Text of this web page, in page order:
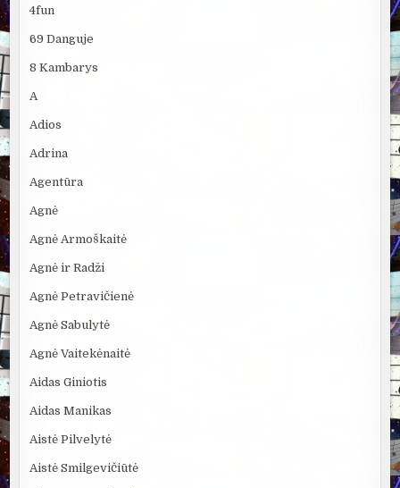
4fun
69 Danguje
8 Kambarys
A
Adios
Adrina
Agentūra
Agnė
Agnė Armoškaitė
Agnė ir Radži
Agnė Petravičienė
Agnė Sabulytė
Agnė Vaitekėnaitė
Aidas Giniotis
Aidas Manikas
Aistė Pilvelytė
Aistė Smilgevičiūtė